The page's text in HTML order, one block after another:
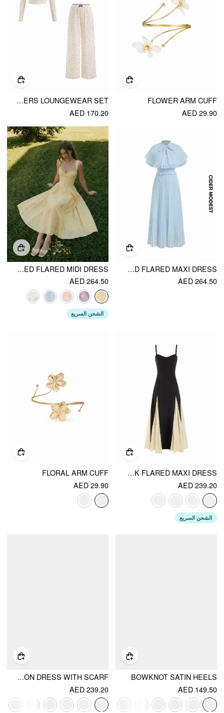
FLOWER ARM CUFF
AED 29.90
SWEETHEART POLKA DOT BOWKNOT CROP TOP & MID RISE LETTUCE TRIM TROUSERS LOUNGEWEAR SET
AED 170.20
CHIFFON STAND COLLAR CLOAK SLEEVE PLEATED SHIRRED FLARED MAXI DRESS
AED 264.50
COTTON-BLEND FLORAL SWEETHEART NECK RUCHED FLARED MIDI DRESS
AED 264.50
الشحن السريع
COLOR-BLOCKED SCOOP NECK FLARED MAXI DRESS
AED 239.20
الشحن السريع
FLORAL ARM CUFF
AED 29.90
BOWKNOT SATIN HEELS
AED 149.50
CHIFFON SCULPTURAL HALTER NECKLINE LACE UP MAXI BOBYCON DRESS WITH SCARF
AED 239.20